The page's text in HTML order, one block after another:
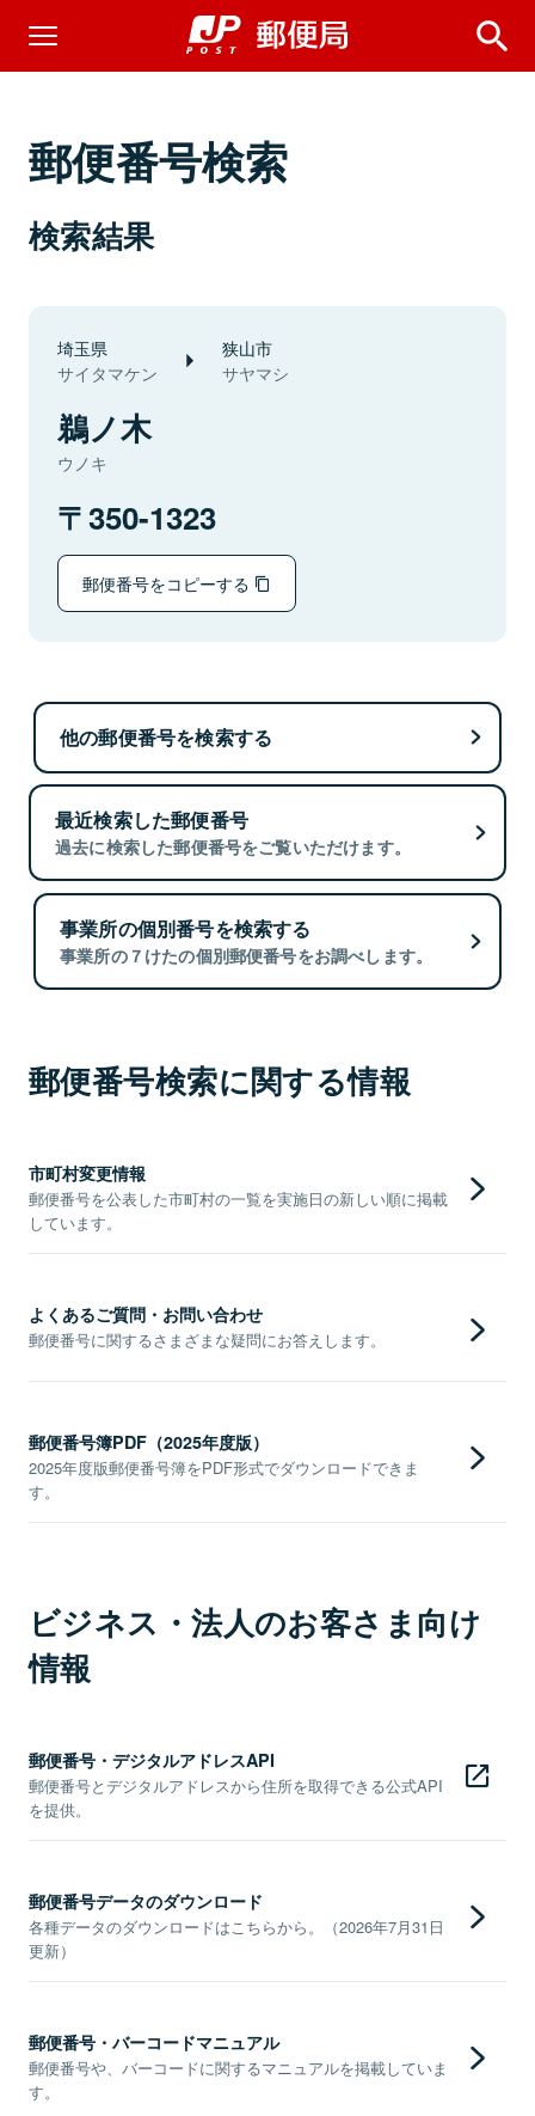
郵便番号検索
検索結果
埼玉県
サイタマケン
狭山市
サヤマシ
鵜ノ木
ウノキ
350-1323
郵便番号をコピーする
他の郵便番号を検索する
最近検索した郵便番号
過去に検索した郵便番号をご覧いただけます。
事業所の個別番号を検索する
事業所の７けたの個別郵便番号をお調べします。
郵便番号検索に関する情報
市町村変更情報
郵便番号を公表した市町村の一覧を実施日の新しい順に掲載
しています。
よくあるご質問・お問い合わせ
郵便番号に関するさまざまな疑問にお答えします。
郵便番号簿PDF（2025年度版）
2025年度版郵便番号簿をPDF形式でダウンロードできま
す。
ビジネス・法人のお客さま向け
情報
郵便番号・デジタルアドレスAPI
郵便番号とデジタルアドレスから住所を取得できる公式API
を提供。
郵便番号データのダウンロード
各種データのダウンロードはこちらから。（2026年7月31日
更新）
郵便番号・バーコードマニュアル
郵便番号や、バーコードに関するマニュアルを掲載していま
す。